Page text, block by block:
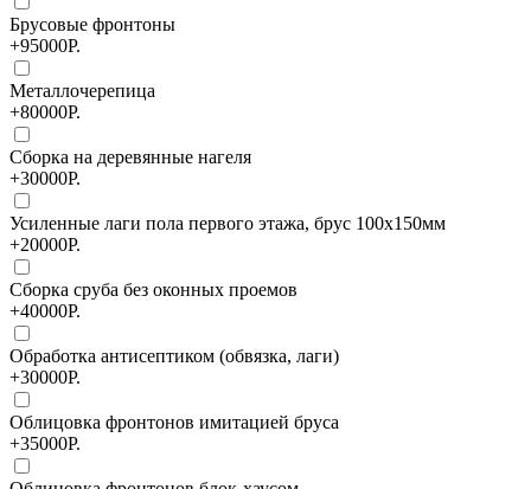
Брусовые фронтоны
+95000Р.
Металлочерепица
+80000Р.
Сборка на деревянные нагеля
+30000Р.
Усиленные лаги пола первого этажа, брус 100х150мм
+20000Р.
Сборка сруба без оконных проемов
+40000Р.
Обработка антисептиком (обвязка, лаги)
+30000Р.
Облицовка фронтонов имитацией бруса
+35000Р.